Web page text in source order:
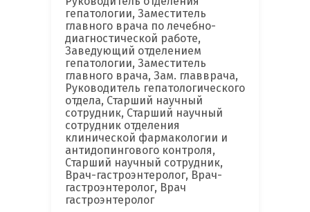
гепатологии, Заместитель
главного врача по лечебно-
диагностической работе,
Заведующий отделением
гепатологии, Заместитель
главного врача, Зам. главврача,
Руководитель гепатологического
отдела, Старший научный
сотрудник, Старший научный
сотрудник отделения
клинической фармакологии и
антидопингового контроля,
Старший научный сотрудник,
Врач-гастроэнтеролог, Врач-
гастроэнтеролог, Врач
гастроэнтеролог